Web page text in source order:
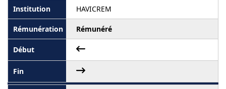
HAVICREM
Rémunéré